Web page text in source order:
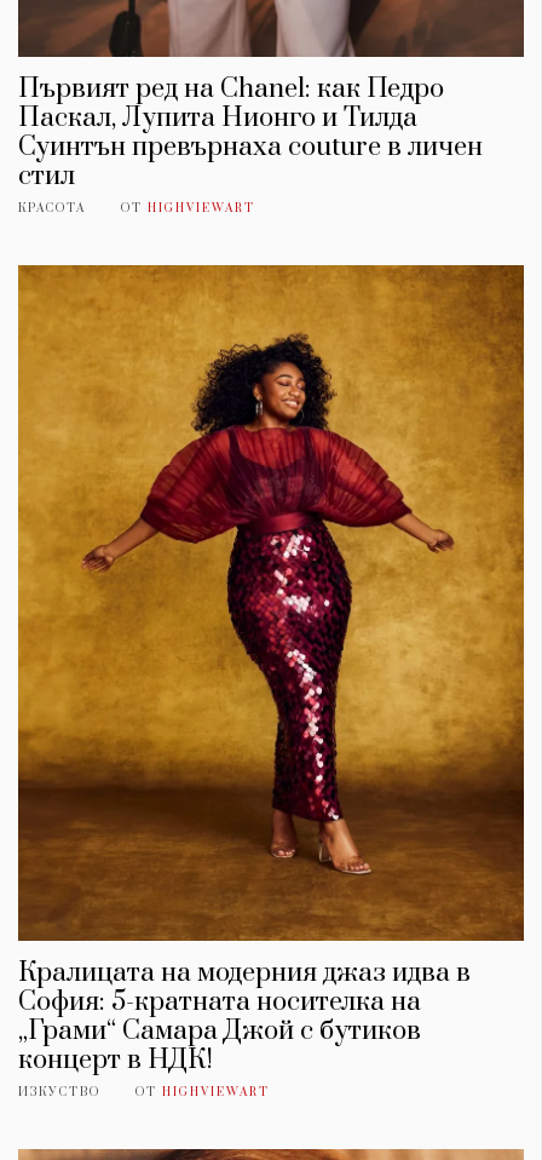
Първият ред на Chanel: как Педро
Паскал, Лупита Нионго и Тилда
Суинтън превърнаха couture в личен
стил
КРАСОТА ОТ HIGHVIEWART
Кралицата на модерния джаз идва в
София: 5-кратната носителка на
„Грами“ Самара Джой с бутиков
концерт в НДК!
ИЗКУСТВО ОТ HIGHVIEWART